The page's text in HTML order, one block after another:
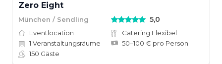
Zero Eight
München / Sendling 5,0
Eventlocation
Catering Flexibel
1 Veranstaltungsräume
50–100 € pro Person
150 Gäste